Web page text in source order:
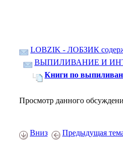
LOBZIK - ЛОБЗИК
ВЫПИЛИВАНИЕ И
Книги по
Просмотр данного
Вниз Предыдущая